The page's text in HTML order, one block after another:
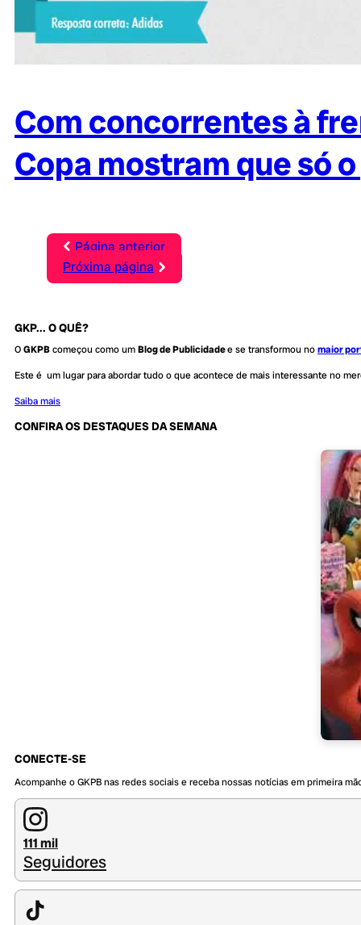
Com concorrentes à
Copa mostram que só
Página anterior
Próxima página
GKP... O QUÊ?
OGKPBcomeçou como umBlog de Publicidadee se transformou nomaior
Este é um lugar para abordar tudo o que acontece de mais interessante no
Saiba mais
CONFIRA OS DESTAQUES DA SEMANA
CONECTE-SE
Acompanhe o GKPB nas redes sociais e receba nossas notícias em primeira
111 mil
Seguidores